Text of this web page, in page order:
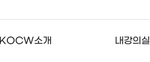
KOCW소개 내강의실